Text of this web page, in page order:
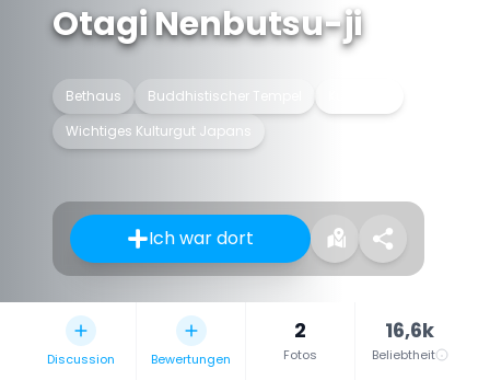
Otagi Nenbutsu-ji
Bethaus Buddhistischer Tempel
Wichtiges Kulturgut Japans
Ich war dort
Discussion Bewertungen
2
Fotos
16,6k
Beliebtheit